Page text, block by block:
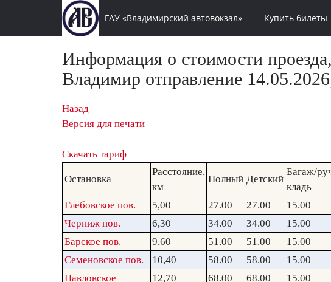
ГАУ «Владимирский автовокзал» Купить билеты
Информация о стоимости
Владимир отправление
Назад
Версия для печати
Скачать тариф
Остановка
Расстояние,
км
Полный Детский
Багаж/
кладь
Глебовское пов.
5,00 27.00 27.00 15.00
Черниж пов.
6,30 34.00 34.00 15.00
Барское пов.
9,60 51.00 51.00 15.00
Семеновское пов.
10,40 58.00 58.00 15.00
Павловское
12,70 68.00 68.00 15.00